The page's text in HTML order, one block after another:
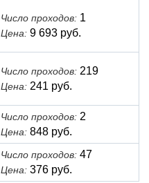
Число проходов: 1
Цена: 9 693 руб.
Число проходов: 219
Цена: 241 руб.
Число проходов: 2
Цена: 848 руб.
Число проходов: 47
Цена: 376 руб.